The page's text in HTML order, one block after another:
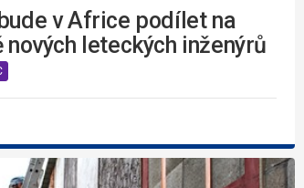
v Africe podílet na
nových leteckých inženýrů